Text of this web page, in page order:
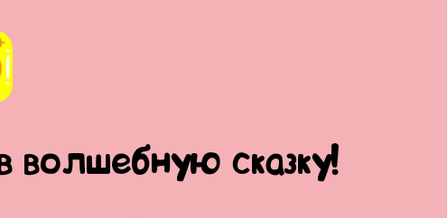
волшебную сказку!